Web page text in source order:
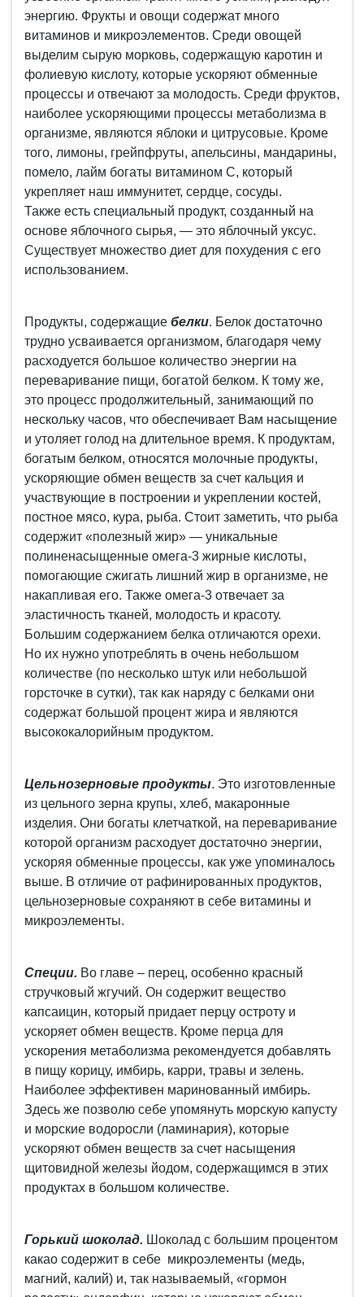
энергию. Фрукты и овощи содержат много
витаминов и микроэлементов. Среди овощей
выделим сырую морковь, содержащую каротин и
фолиевую кислоту, которые ускоряют обменные
процессы и отвечают за молодость. Среди фруктов,
наиболее ускоряющими процессы метаболизма в
организме, являются яблоки и цитрусовые. Кроме
того, лимоны, грейпфруты, апельсины, мандарины,
помело, лайм богаты витамином С, который
укрепляет наш иммунитет, сердце, сосуды.
Также есть специальный продукт, созданный на
основе яблочного сырья, — это яблочный уксус.
Существует множество диет для похудения с его
использованием.
Продукты, содержащие белки. Белок достаточно
трудно усваивается организмом, благодаря чему
расходуется большое количество энергии на
переваривание пищи, богатой белком. К тому же,
это процесс продолжительный, занимающий по
нескольку часов, что обеспечивает Вам насыщение
и утоляет голод на длительное время. К продуктам,
богатым белком, относятся молочные продукты,
ускоряющие обмен веществ за счет кальция и
участвующие в построении и укреплении костей,
постное мясо, кура, рыба. Стоит заметить, что рыба
содержит «полезный жир» — уникальные
полиненасыщенные омега-3 жирные кислоты,
помогающие сжигать лишний жир в организме, не
накапливая его. Также омега-3 отвечает за
эластичность тканей, молодость и красоту.
Большим содержанием белка отличаются орехи.
Но их нужно употреблять в очень небольшом
количестве (по несколько штук или небольшой
горсточке в сутки), так как наряду с белками они
содержат большой процент жира и являются
высококалорийным продуктом.
Цельнозерновые продукты. Это изготовленные
из цельного зерна крупы, хлеб, макаронные
изделия. Они богаты клетчаткой, на переваривание
которой организм расходует достаточно энергии,
ускоряя обменные процессы, как уже упоминалось
выше. В отличие от рафинированных продуктов,
цельнозерновые сохраняют в себе витамины и
микроэлементы.
Специи. Во главе – перец, особенно красный
стручковый жгучий. Он содержит вещество
капсаицин, который придает перцу остроту и
ускоряет обмен веществ. Кроме перца для
ускорения метаболизма рекомендуется добавлять
в пищу корицу, имбирь, карри, травы и зелень.
Наиболее эффективен маринованный имбирь.
Здесь же позволю себе упомянуть морскую капусту
и морские водоросли (ламинария), которые
ускоряют обмен веществ за счет насыщения
щитовидной железы йодом, содержащимся в этих
продуктах в большом количестве.
Горький шоколад. Шоколад с большим процентом
какао содержит в себе микроэлементы (медь,
магний, калий) и, так называемый, «гормон